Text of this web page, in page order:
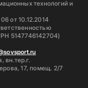
технологий и
от 10.12.2014
5147746142704)
вн.тер.г.
17, помещ. 2/7